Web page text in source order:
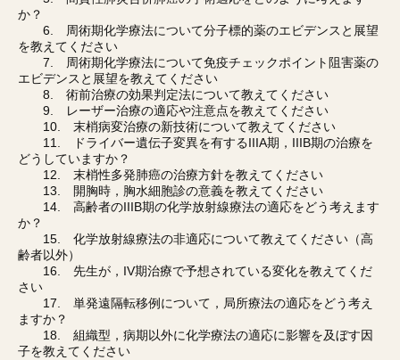
か？
6. 周術期化学療法について分子標的薬のエビデンスと展望
を教えてください
7. 周術期化学療法について免疫チェックポイント阻害薬の
エビデンスと展望を教えてください
8. 術前治療の効果判定法について教えてください
9. レーザー治療の適応や注意点を教えてください
10. 末梢病変治療の新技術について教えてください
11. ドライバー遺伝子変異を有するIIIA期，IIIB期の治療を
どうしていますか？
12. 末梢性多発肺癌の治療方針を教えてください
13. 開胸時，胸水細胞診の意義を教えてください
14. 高齢者のIIIB期の化学放射線療法の適応をどう考えます
か？
15. 化学放射線療法の非適応について教えてください（高
齢者以外）
16. 先生が，IV期治療で予想されている変化を教えてくだ
さい
17. 単発遠隔転移例について，局所療法の適応をどう考え
ますか？
18. 組織型，病期以外に化学療法の適応に影響を及ぼす因
子を教えてください